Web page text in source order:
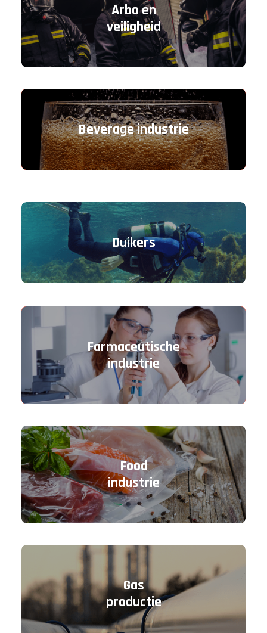
Arbo en
veiligheid
Beverage industrie
Duikers
Farmaceutische
industrie
Food
industrie
Gas
productie